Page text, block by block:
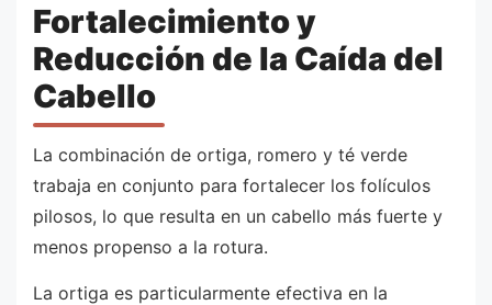
Fortalecimiento y
Reducción de la Caída del
Cabello
La combinación de ortiga, romero y té verde
trabaja en conjunto para fortalecer los folículos
pilosos, lo que resulta en un cabello más fuerte y
menos propenso a la rotura.
La ortiga es particularmente efectiva en la